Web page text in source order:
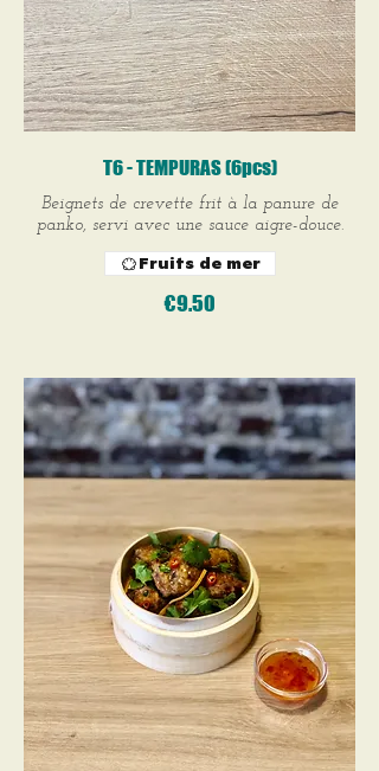
T6 - TEMPURAS (6pcs)
Beignets de crevette frit à la panure de
panko, servi avec une sauce aigre-douce.
€9.50
Fruits de mer